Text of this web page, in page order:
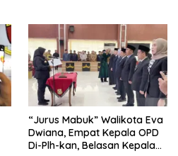
“Jurus Mabuk” Walikota Eva
Dwiana, Empat Kepala OPD
Di-Plh-kan, Belasan Kepala